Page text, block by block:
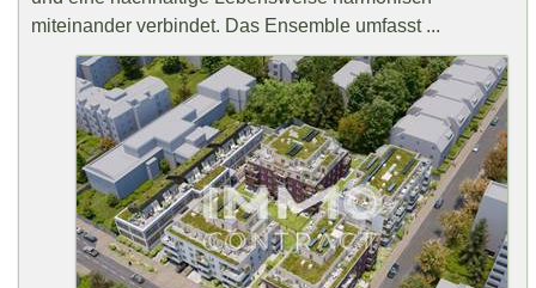
miteinander verbindet. Das Ensemble umfasst ...